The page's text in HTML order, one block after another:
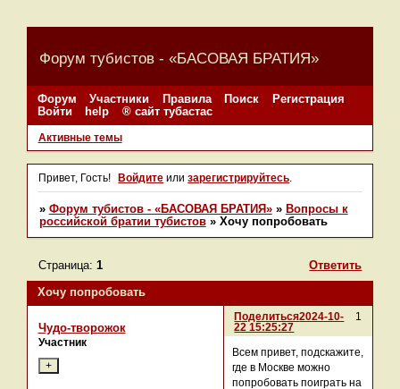
Форум тубистов - «БАСОВАЯ БРАТИЯ»
Форум Участники Правила Поиск
Регистрация
Войти
help ® сайт тубастас
Активные темы
Привет, Гость! Войдите илизарегистрируйтесь
» Форум тубистов - «БАСОВАЯ БРАТИЯ» » Вопросы к
российской братии тубистов » Хочу попробовать
Хочу попробовать
Страница: 1 Ответить
Поделиться 1
2024-10-
22 15:25:27
Чудо-творожок
Участник
Всем привет, подскажите,
где в Москве можно
попробовать поиграть на